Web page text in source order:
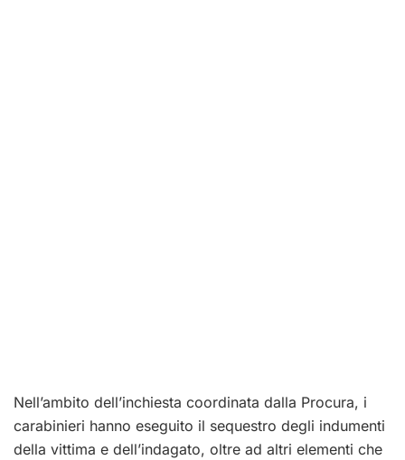
Nell’ambito dell’inchiesta coordinata dalla Procura, i
carabinieri hanno eseguito il sequestro degli indumenti
della vittima e dell’indagato, oltre ad altri elementi che